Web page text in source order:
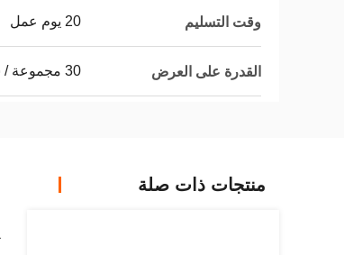
وقت التسليم 20 يوم عمل
القدرة على العرض 30 مجموعة / شهر
منتجات ذات صلة